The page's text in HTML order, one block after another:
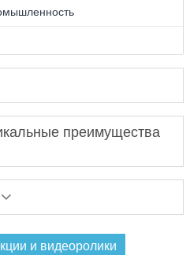
преимущества
и видеоролики